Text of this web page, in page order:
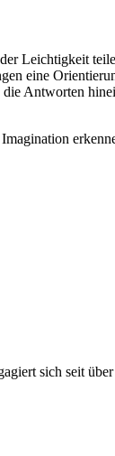
Leichtigkeit
eine
Antworten
sich seit